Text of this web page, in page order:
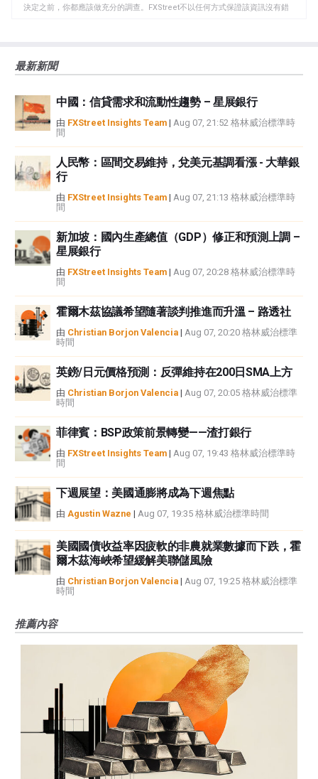
板
決定之前，你都應該做充分的調查。FXStreet不以任何方式保證該資訊沒有錯
觀點，並不代表FXStreet或其廣告商的官方政策或立場。作者不對本頁連結的
如果文章正文中沒有明確提到，在撰寫本文時，作者在本文中提到的任何股票
中都沒有頭寸，也沒有與文中提到的任何公司有業務關係。除了FXStreet，作
者沒有收到撰寫這篇文章的報酬。
FXStreet和作者不提供個性化的建議。作者對該資訊的準確性、完整性或適用
性不作任何陳述。FXStreet和作者將不承擔任何錯誤，遺漏或任何損失，傷害
或損害由此資訊及其顯示或使用引起的。錯誤和遺漏除外。本文作者和
FXStreet並非註冊投資顧問，本文內容無意提供任何投資建議。
最新新聞
中國：信貸需求和流動性趨勢 – 星展銀行
由 FXStreet Insights Team | Aug 07, 21:52 格林威治標準時
間
人民幣：區間交易維持，兌美元基調看漲 - 大華銀
行
由 FXStreet Insights Team | Aug 07, 21:13 格林威治標準時
間
新加坡：國內生產總值（GDP）修正和預測上調 –
星展銀行
由 FXStreet Insights Team | Aug 07, 20:28 格林威治標準時
間
霍爾木茲協議希望隨著談判推進而升溫 – 路透社
由 Christian Borjon Valencia | Aug 07, 20:20 格林威治標準
時間
英鎊/日元價格預測：反彈維持在200日SMA上方
由 Christian Borjon Valencia | Aug 07, 20:05 格林威治標準
時間
菲律賓：BSP政策前景轉變——渣打銀行
由 FXStreet Insights Team | Aug 07, 19:43 格林威治標準時
間
下週展望：美國通膨將成為下週焦點
由 Agustin Wazne | Aug 07, 19:35 格林威治標準時間
美國國債收益率因疲軟的非農就業數據而下跌，霍
爾木茲海峽希望緩解美聯儲風險
由 Christian Borjon Valencia | Aug 07, 19:25 格林威治標準
時間
推薦內容